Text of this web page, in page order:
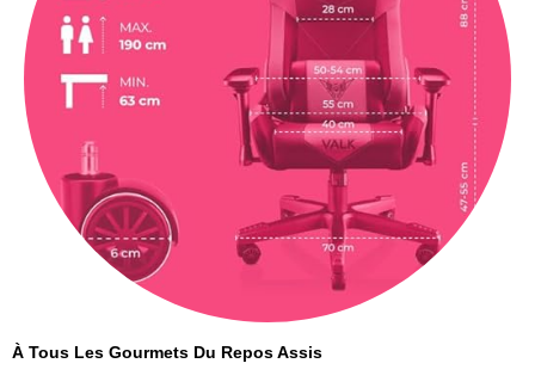
À Tous Les Gourmets Du Repos Assis